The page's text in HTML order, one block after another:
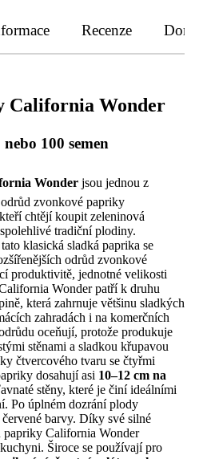
Recenze
California Wonder
100 semen
Wonder jsou jednou z
zvonkové papriky
chtějí koupit zeleninová
tradiční plodiny.
klasická sladká paprika se
odrůd zvonkové
produktivitě, jednotné velikosti
Wonder patří k druhu
která zahrnuje většinu sladkých
zahradách i na komerčních
oceňují, protože produkuje
stěnami a sladkou křupavou
čtvercového tvaru se čtyřmi
dosahují asi 10–12 cm na
stěny, které je činí ideálními
Po úplném dozrání plody
barvy. Díky své silné
papriky California Wonder
Široce se používají pro